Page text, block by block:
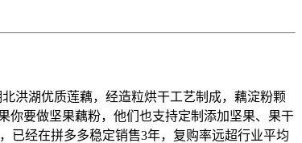
洪湖优质莲藕，经造粒烘干工艺制成，藕淀粉颗
你要做坚果藕粉，他们也支持定制添加坚果、果干
已经在拼多多稳定销售3年，复购率远超行业平均